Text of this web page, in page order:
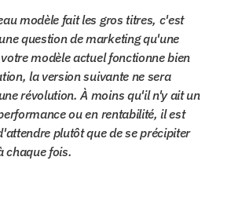
modèle fait les gros titres, c'est
question de marketing qu'une
modèle actuel fonctionne bien
la version suivante ne sera
révolution. À moins qu'il n'y ait un
ou en rentabilité, il est
plutôt que de se précipiter
chaque fois.